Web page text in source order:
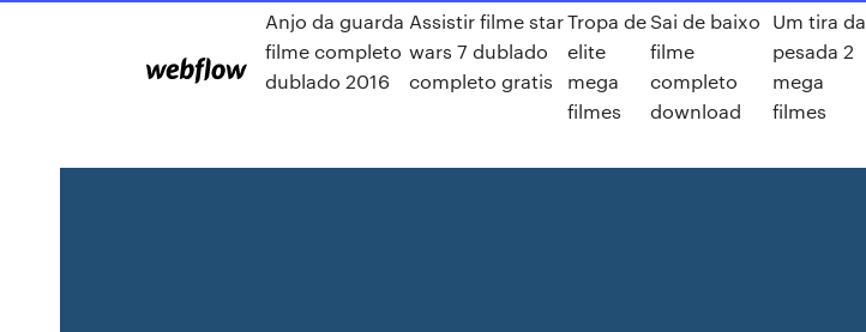
Anjo da guarda
filme completo
dublado 2016
Assistir filme star
wars 7 dublado
completo gratis
Tropa de
elite
mega
filmes
Sai de baixo
filme
completo
download
Um tira da
pesada 2
mega
filmes